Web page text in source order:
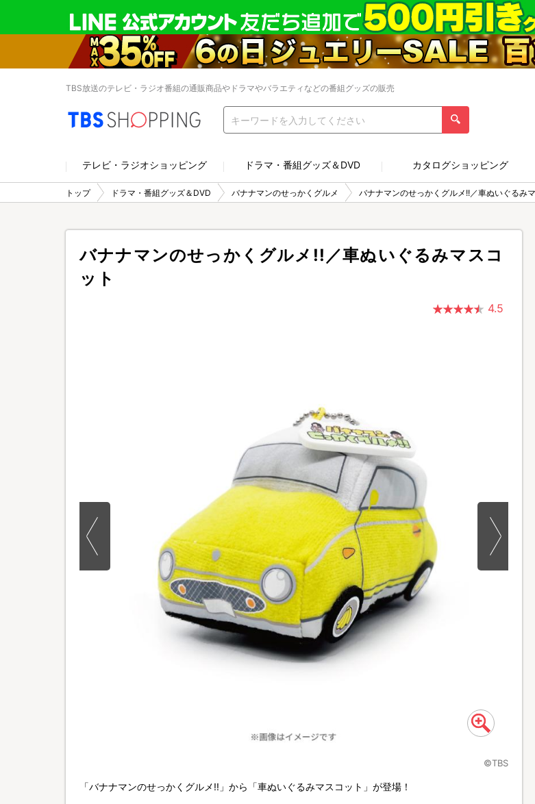
TBS放送のテレビ・ラジオ番組の通販商品やドラマやバラエティなどの番組グッズの販売
テレビ・ラジオショッピング ドラマ・番組グッズ＆DVD カタログショッピング
トップ ドラマ・番組グッズ＆DVD バナナマンのせっかくグルメ バナナマンのせっかくグルメ!!／車ぬいぐるみ
バナナマンのせっかくグルメ!!／車ぬいぐるみマスコ
ット
4.5
©TBS
「バナナマンのせっかくグルメ!!」から「車ぬいぐるみマスコット」が登場！